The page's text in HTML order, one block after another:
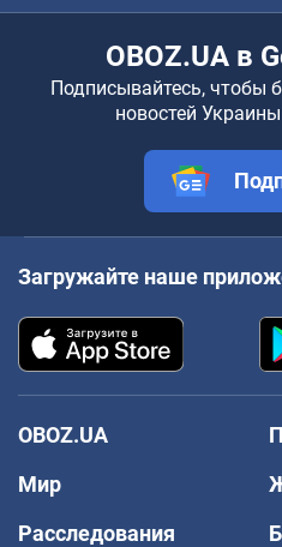
OBOZ.UA в
Подписывайтесь, чтобы
новостей
Загружайте наше
OBOZ.UA
Мир
Расследования